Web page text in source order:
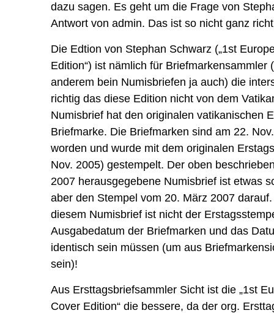
dazu sagen. Es geht um die Frage von
Antwort von admin. Das ist so nicht ganz
Die Edtion von Stephan Schwarz („1st
Edition“) ist nämlich für Briefmarkensammler
anderem bein Numisbriefen ja auch) die
richtig das diese Edition nicht von dem
Numisbrief hat den originalen vatikanischen
Briefmarke. Die Briefmarken sind am 22.
worden und wurde mit dem originalen
Nov. 2005) gestempelt. Der oben
2007 herausgegebene Numisbrief ist etwas
aber den Stempel vom 20. März 2007
diesem Numisbrief ist nicht der
Ausgabedatum der Briefmarken und das
identisch sein müssen (um aus
sein)!
Aus Ersttagsbriefsammler Sicht ist die „1st
Cover Edition“ die bessere, da der org.